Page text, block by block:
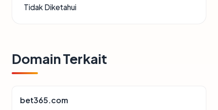
Tidak Diketahui
Domain Terkait
bet365.com